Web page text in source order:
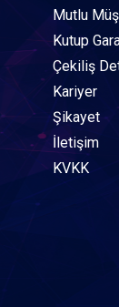
Mutlu
Kutup
Çekiliş
Kariyer
Şikayet
İletişim
KVKK